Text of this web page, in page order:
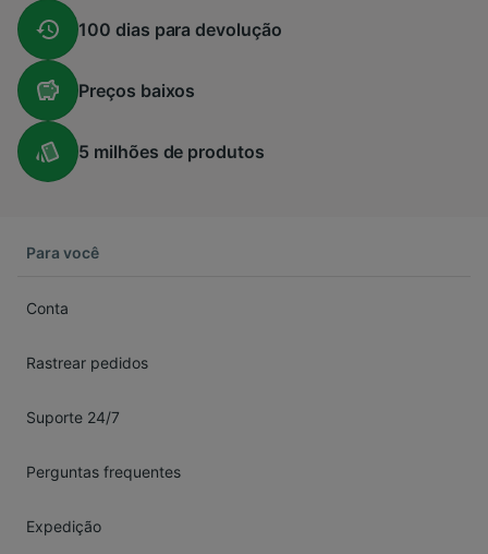
100 dias para devolução
Preços baixos
5 milhões de produtos
Para você
Conta
Rastrear pedidos
Suporte 24/7
Perguntas frequentes
Expedição